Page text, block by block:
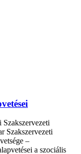
Szakszervezeti
–
a szociális